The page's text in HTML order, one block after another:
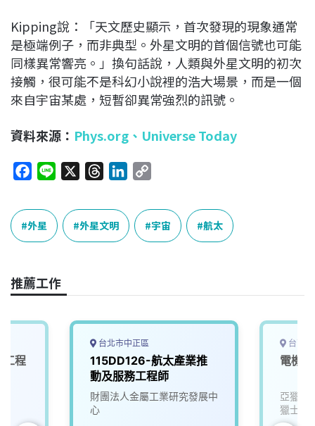
Kipping說：「天文歷史顯示，首次發現的現象通常
是極端例子，而非典型。外星文明的首個信號也可能
同樣異常響亮。」換句話說，人類與外星文明的初次
接觸，很可能不是科幻小說裡的浩大場景，而是一個
來自宇宙某處，短暫卻異常強烈的訊號。
資料來源： Phys.org 、 Universe Today
c
e
b
o
k
e
r
e
a
k
n
p
y
L
k
外星 外星文明 宇宙 航太
推薦工作
程
台北市中正區
115DD126-航太產業推
動及服務工程師
財團法人金屬工業研究發展中
心
台南
電機
亞獵士
獵士航